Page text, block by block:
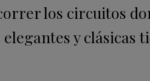
los circuitos
y clásicas